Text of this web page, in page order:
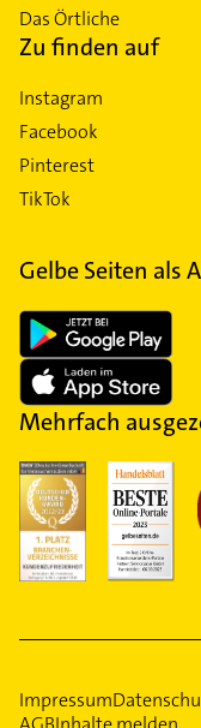
Das Örtliche
Zu finden auf
Instagram
Facebook
Pinterest
TikTok
Gelbe Seiten als
Mehrfach
Impressum